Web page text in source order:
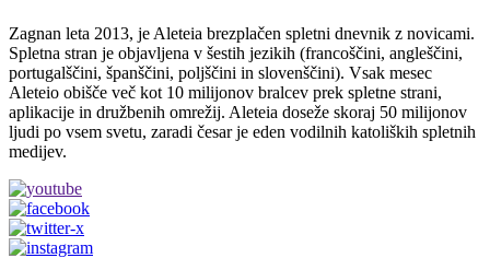
Zagnan leta 2013, je Aleteia brezplačen spletni dnevnik z novicami.
Spletna stran je objavljena v šestih jezikih (francoščini, angleščini,
portugalščini, španščini, poljščini in slovenščini). Vsak mesec
Aleteio obišče več kot 10 milijonov bralcev prek spletne strani,
aplikacije in družbenih omrežij. Aleteia doseže skoraj 50 milijonov
ljudi po vsem svetu, zaradi česar je eden vodilnih katoliških spletnih
medijev.